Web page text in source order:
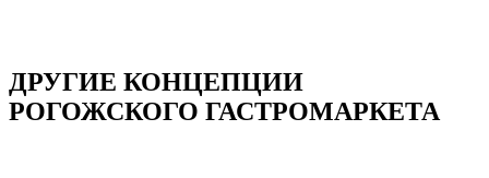
ДРУГИЕ КОНЦЕПЦИИ
РОГОЖСКОГО ГАСТРОМАРКЕТА